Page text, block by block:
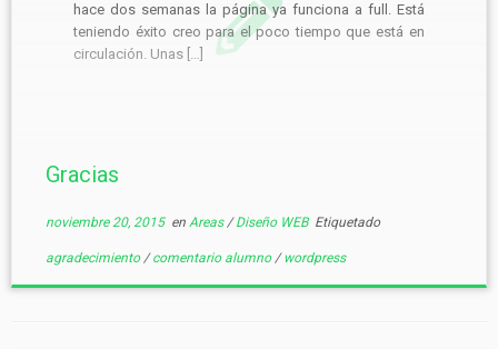
hace dos semanas la página ya funciona a full. Está
teniendo éxito creo para el poco tiempo que está en
circulación. Unas […]
Gracias
noviembre 20, 2015en Areas /Diseño WEB Etiquetado
agradecimiento /comentario alumno /wordpress